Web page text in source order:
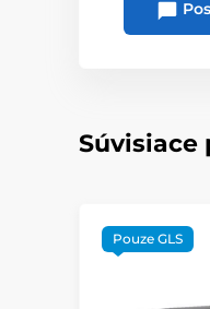
Súvisiace
Pouze GLS